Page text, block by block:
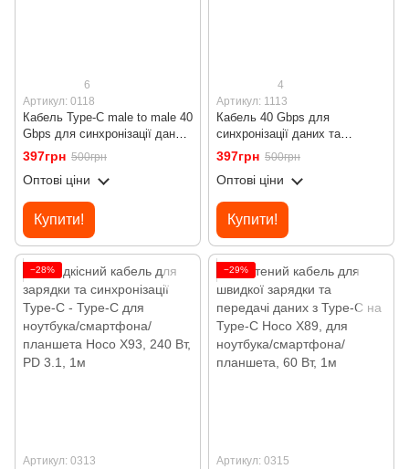
6
Артикул: 0118
Кабель Type-C male to male 40
Gbps для синхронізації даних
та зарядки Addap UC2UC-01,
100Вт, USB 4.0
397грн 500грн
Оптові ціни
Купити!
4
Артикул: 1113
Кабель 40 Gbps для
синхронізації даних та
зарядки Type-C Male to
Female Addap UC2UC-02,
100Вт, USB 4.0
397грн 500грн
Оптові ціни
Купити!
−28%
Артикул: 0313
−29%
Артикул: 0315